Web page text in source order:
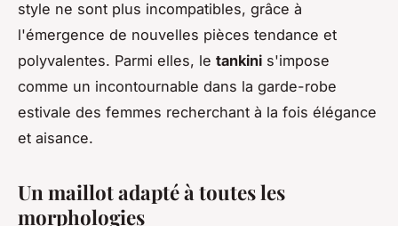
style ne sont plus incompatibles, grâce à
l'émergence de nouvelles pièces tendance et
polyvalentes. Parmi elles, le tankini s'impose
comme un incontournable dans la garde-robe
estivale des femmes recherchant à la fois élégance
et aisance.
Un maillot adapté à toutes les
morphologies